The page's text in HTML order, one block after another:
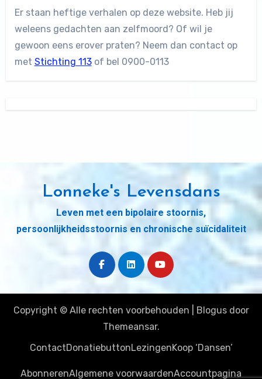
Er staan heftige verhalen op deze website. Heb jij
weleens gedachten aan zelfmoord? Of wil je
gewoon eens erover praten? Neem dan contact op
met Stichting 113of bel 0900-0113
Lonneke's Levensdans
Leven met een bipolaire stoornis,
persoonlijkheidsstoornis en chronische suïcidaliteit
Copyright © Alle rechten voorbehouden Blogusdoor
Themeansar.
ContactDonatiebuttonLezingenKoop ‘Dansen’
AbonnerenAlgemene voorwaardenAccountpagina